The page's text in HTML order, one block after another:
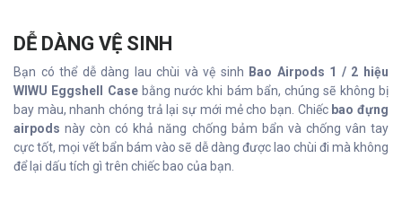
DỄ DÀNG VỆ SINH
Bạn có thể dễ dàng lau chùi và vệ sinh Bao Airpods 1 / 2 hiệu
WIWU Eggshell Casebằng nước khi bám bẩn, chúng sẽ không bị
bay màu, nhanh chóng trả lại sự mới mẻ cho bạn. Chiếc bao đựng
airpods này còn có khả năng chống bảm bẩn và chống vân tay
cực tốt, mọi vết bẩn bám vào sẽ dễ dàng được lao chùi đi mà không
để lại dấu tích gì trên chiếc bao của bạn.